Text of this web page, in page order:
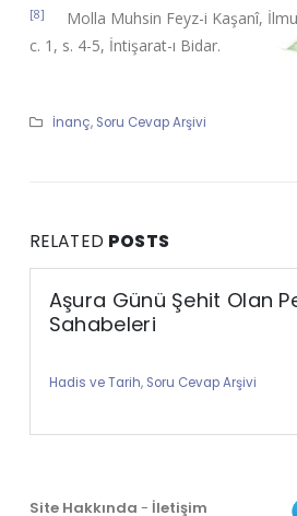
[8]
Molla Muhsin Feyz-i Kaşanî,
c. 1, s. 4-5, İntişarat-ı Bidar.
İnanç, Soru Cevap Arşivi
RELATED POSTS
Aşura Günü Şehit Olan
Sahabeleri
Hadis ve Tarih, Soru Cevap Arşivi
Site Hakkında - İletişim